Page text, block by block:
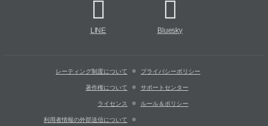
LINE Bluesky
レーティング制度について プライバシーポリシー
著作権について サポートセンター
ライセンス ルール＆ポリシー
利用者情報の外部送信について